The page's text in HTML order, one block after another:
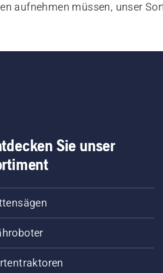
aufnehmen müssen, unser
Sie unser